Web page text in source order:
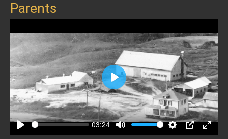
Parents
Play
03:24
Mute SettingsPIP
Enter
Play